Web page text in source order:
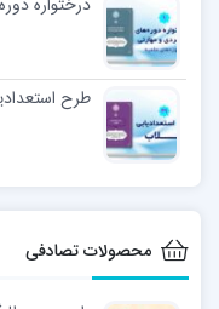
طرح
محصولات تصادفی